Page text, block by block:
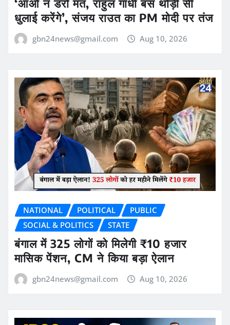
‘आओ न डरो मत, राहुल गांधी बस थोड़ी सी
धुलाई करेंगे’, संजय राउत का PM मोदी पर तंज
gbn24news@gmail.com Aug 10, 2026
NATIONAL POLITICAL
PUBLIC
SOCIAL & POLITICS
STATE
बंगाल में 325 लोगों को मिलेगी ₹10 हजार
मासिक पेंशन, CM ने किया बड़ा ऐलान
gbn24news@gmail.com Aug 10, 2026